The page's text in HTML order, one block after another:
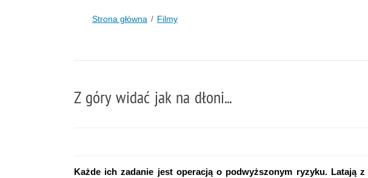
Strona główna Filmy
Z góry widać jak na dłoni...
Każde ich zadanie jest operacją o podwyższonym ryzyku. Latają